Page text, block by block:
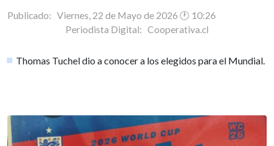
Publicado: Viernes, 22 de Mayo de 2026 🕐 10:26
Periodista Digital: Cooperativa.cl
Thomas Tuchel dio a conocer a los elegidos para el Mundial.